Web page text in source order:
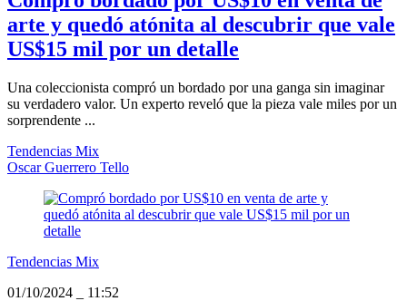
arte y quedó atónita al descubrir que vale
US$15 mil por un detalle
Una coleccionista compró un bordado por una ganga sin imaginar
su verdadero valor. Un experto reveló que la pieza vale miles por un
sorprendente ...
Tendencias Mix
Oscar Guerrero Tello
Tendencias Mix
01/10/2024
11:52